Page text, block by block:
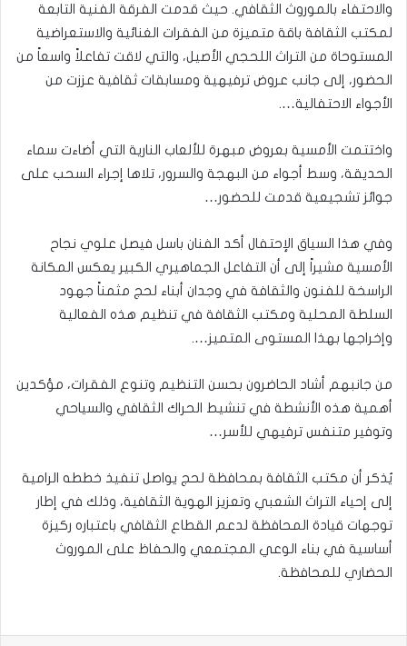
والاحتفاء بالموروث الثقافي. حيث قدمت الفرقة الفنية التابعة
لمكتب الثقافة باقة متميزة من الفقرات الغنائية والاستعراضية
المستوحاة من التراث اللحجي الأصيل، والتي لاقت تفاعلاً واسعاً من
الحضور، إلى جانب عروض ترفيهية ومسابقات ثقافية عززت من
الأجواء الاحتفالية….
​واختتمت الأمسية بعروض مبهرة للألعاب النارية التي أضاءت سماء
الحديقة، وسط أجواء من البهجة والسرور، تلاها إجراء السحب على
جوائز تشجيعية قدمت للحضور…
​وفي هذا السياق الإحتفال أكد الفنان باسل فيصل علوي نجاح
الأمسية مشيراً إلى أن التفاعل الجماهيري الكبير يعكس المكانة
الراسخة للفنون والثقافة في وجدان أبناء لحج مثمناً جهود
السلطة المحلية ومكتب الثقافة في تنظيم هذه الفعالية
وإخراجها بهذا المستوى المتميز….
​من جانبهم أشاد الحاضرون بحسن التنظيم وتنوع الفقرات، مؤكدين
أهمية هذه الأنشطة في تنشيط الحراك الثقافي والسياحي
وتوفير متنفس ترفيهي للأسر…
​يُذكر أن مكتب الثقافة بمحافظة لحج يواصل تنفيذ خططه الرامية
إلى إحياء التراث الشعبي وتعزيز الهوية الثقافية، وذلك في إطار
توجهات قيادة المحافظة لدعم القطاع الثقافي باعتباره ركيزة
أساسية في بناء الوعي المجتمعي والحفاظ على الموروث
الحضاري للمحافظة.